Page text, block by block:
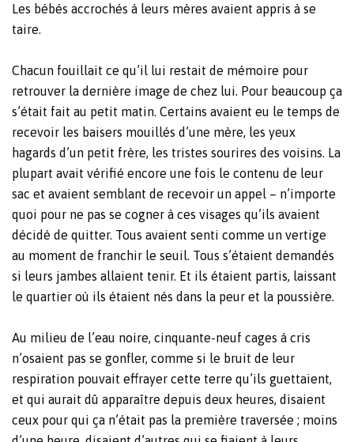
Les bébés accrochés à leurs mères avaient appris à se
taire.
Chacun fouillait ce qu’il lui restait de mémoire pour
retrouver la dernière image de chez lui. Pour beaucoup ça
s’était fait au petit matin. Certains avaient eu le temps de
recevoir les baisers mouillés d’une mère, les yeux
hagards d’un petit frère, les tristes sourires des voisins. La
plupart avait vérifié encore une fois le contenu de leur
sac et avaient semblant de recevoir un appel – n’importe
quoi pour ne pas se cogner à ces visages qu’ils avaient
décidé de quitter. Tous avaient senti comme un vertige
au moment de franchir le seuil. Tous s’étaient demandés
si leurs jambes allaient tenir. Et ils étaient partis, laissant
le quartier où ils étaient nés dans la peur et la poussière.
Au milieu de l’eau noire, cinquante-neuf cages à cris
n’osaient pas se gonfler, comme si le bruit de leur
respiration pouvait effrayer cette terre qu’ils guettaient,
et qui aurait dû apparaître depuis deux heures, disaient
ceux pour qui ça n’était pas la première traversée ; moins